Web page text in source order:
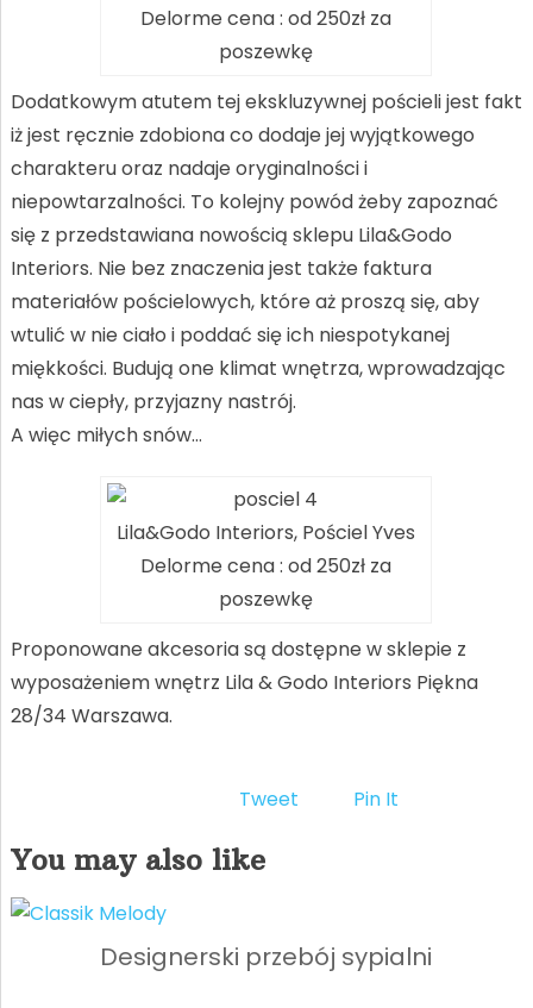
Delorme cena : od 250zł za
poszewkę
Dodatkowym atutem tej ekskluzywnej pościeli jest fakt
iż jest ręcznie zdobiona co dodaje jej wyjątkowego
charakteru oraz nadaje oryginalności i
niepowtarzalności. To kolejny powód żeby zapoznać
się z przedstawiana nowością sklepu Lila&Godo
Interiors. Nie bez znaczenia jest także faktura
materiałów pościelowych, które aż proszą się, aby
wtulić w nie ciało i poddać się ich niespotykanej
miękkości. Budują one klimat wnętrza, wprowadzając
nas w ciepły, przyjazny nastrój.
A więc miłych snów…
Lila&Godo Interiors, Pościel Yves
Delorme cena : od 250zł za
poszewkę
Proponowane akcesoria są dostępne w sklepie z
wyposażeniem wnętrz Lila & Godo Interiors Piękna
28/34 Warszawa.
Tweet Pin It
You may also like
Designerski przebój sypialni